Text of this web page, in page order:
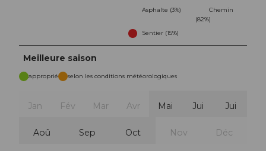
Asphalte (3%)
Chemin
(82%)
Sentier (15%)
Meilleure saison
approprié selon les conditions météorologiques
Jan Fév Mar Avr Mai Jui Jui
Aoû Sep Oct Nov Déc